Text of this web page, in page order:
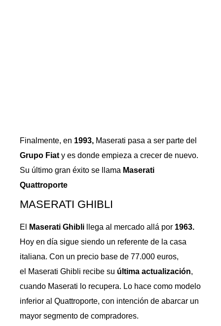
Finalmente, en 1993, Maserati pasa a ser parte del
Grupo Fiat y es donde empieza a crecer de nuevo.
Su último gran éxito se llama Maserati
Quattroporte
MASERATI GHIBLI
El Maserati Ghibli llega al mercado allá por 1963.
Hoy en día sigue siendo un referente de la casa
italiana. Con un precio base de 77.000 euros,
el Maserati Ghibli recibe su última actualización,
cuando Maserati lo recupera. Lo hace como modelo
inferior al Quattroporte, con intención de abarcar un
mayor segmento de compradores.